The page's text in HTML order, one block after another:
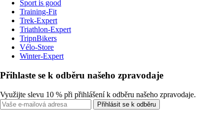
Sport is good
Training-Fit
Trek-Expert
Triathlon-Expert
TripnBikers
Vélo-Store
Winter-Expert
Přihlaste se k odběru našeho zpravodaje
Využijte slevu 10 % při přihlášení k odběru našeho zpravodaje.
Přihlásit se k odběru